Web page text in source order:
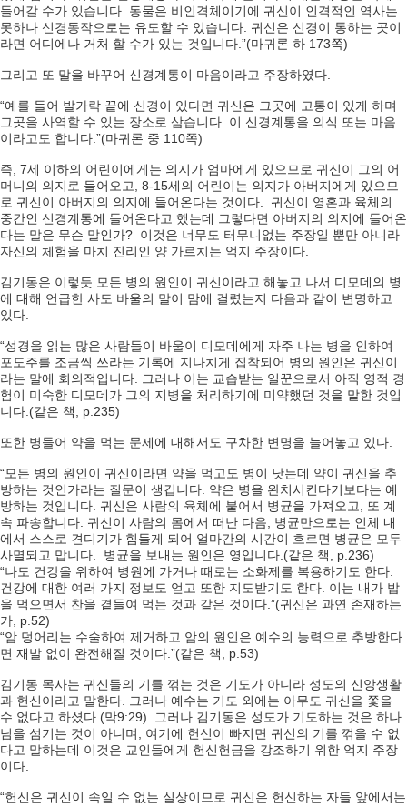
들어갈 수가 있습니다. 동물은 비인격체이기에 귀신이 인격적인 역사는
못하나 신경동작으로는 유도할 수 있습니다. 귀신은 신경이 통하는 곳이
라면 어디에나 거처 할 수가 있는 것입니다.”(마귀론 하 173쪽)
그리고 또 말을 바꾸어 신경계통이 마음이라고 주장하였다.
“예를 들어 발가락 끝에 신경이 있다면 귀신은 그곳에 고통이 있게 하며
그곳을 사역할 수 있는 장소로 삼습니다. 이 신경계통을 의식 또는 마음
이라고도 합니다.”(마귀론 중 110쪽)
즉, 7세 이하의 어린이에게는 의지가 엄마에게 있으므로 귀신이 그의 어
머니의 의지로 들어오고, 8-15세의 어린이는 의지가 아버지에게 있으므
로 귀신이 아버지의 의지에 들어온다는 것이다. 귀신이 영혼과 육체의
중간인 신경계통에 들어온다고 했는데 그렇다면 아버지의 의지에 들어온
다는 말은 무슨 말인가? 이것은 너무도 터무니없는 주장일 뿐만 아니라
자신의 체험을 마치 진리인 양 가르치는 억지 주장이다.
김기동은 이렇듯 모든 병의 원인이 귀신이라고 해놓고 나서 디모데의 병
에 대해 언급한 사도 바울의 말이 맘에 걸렸는지 다음과 같이 변명하고
있다.
“성경을 읽는 많은 사람들이 바울이 디모데에게 자주 나는 병을 인하여
포도주를 조금씩 쓰라는 기록에 지나치게 집착되어 병의 원인은 귀신이
라는 말에 회의적입니다. 그러나 이는 교습받는 일꾼으로서 아직 영적 경
험이 미숙한 디모데가 그의 지병을 처리하기에 미약했던 것을 말한 것입
니다.(같은 책, p.235)
또한 병들어 약을 먹는 문제에 대해서도 구차한 변명을 늘어놓고 있다.
“모든 병의 원인이 귀신이라면 약을 먹고도 병이 낫는데 약이 귀신을 추
방하는 것인가라는 질문이 생깁니다. 약은 병을 완치시킨다기보다는 예
방하는 것입니다. 귀신은 사람의 육체에 붙어서 병균을 가져오고, 또 계
속 파송합니다. 귀신이 사람의 몸에서 떠난 다음, 병균만으로는 인체 내
에서 스스로 견디기가 힘들게 되어 얼마간의 시간이 흐르면 병균은 모두
사멸되고 맙니다. 병균을 보내는 원인은 영입니다.(같은 책, p.236)
“나도 건강을 위하여 병원에 가거나 때로는 소화제를 복용하기도 한다.
건강에 대한 여러 가지 정보도 얻고 또한 지도받기도 한다. 이는 내가 밥
을 먹으면서 찬을 곁들여 먹는 것과 같은 것이다.”(귀신은 과연 존재하는
가, p.52)
“암 덩어리는 수술하여 제거하고 암의 원인은 예수의 능력으로 추방한다
면 재발 없이 완전해질 것이다.”(같은 책, p.53)
김기동 목사는 귀신들의 기를 꺾는 것은 기도가 아니라 성도의 신앙생활
과 헌신이라고 말한다. 그러나 예수는 기도 외에는 아무도 귀신을 쫓을
수 없다고 하셨다.(막9:29) 그러나 김기동은 성도가 기도하는 것은 하나
님을 섬기는 것이 아니며, 여기에 헌신이 빠지면 귀신의 기를 꺾을 수 없
다고 말하는데 이것은 교인들에게 헌신헌금을 강조하기 위한 억지 주장
이다.
“헌신은 귀신이 속일 수 없는 실상이므로 귀신은 헌신하는 자들 앞에서는